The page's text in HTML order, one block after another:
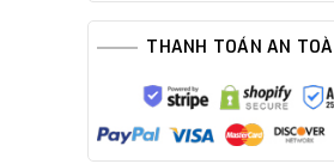
THANH TOÁN AN